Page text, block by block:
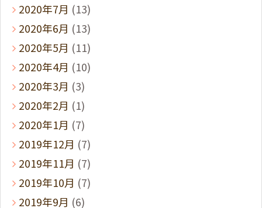
2020年7月 (13)
2020年6月 (13)
2020年5月 (11)
2020年4月 (10)
2020年3月 (3)
2020年2月 (1)
2020年1月 (7)
2019年12月 (7)
2019年11月 (7)
2019年10月 (7)
2019年9月 (6)